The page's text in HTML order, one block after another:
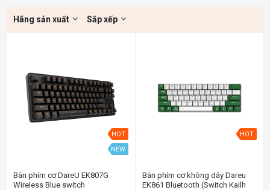
Hãng sản xuất Sắp xếp
HOT
NEW
Bàn phím cơ DareU EK807G
Wireless Blue switch
HOT
Bàn phím cơ không dây Dareu
EK861 Bluetooth (Switch Kailh